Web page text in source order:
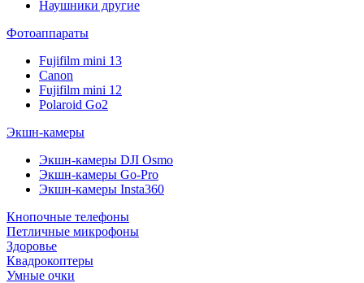
Наушники другие
Фотоаппараты
Fujifilm mini 13
Canon
Fujifilm mini 12
Polaroid Go2
Экшн-камеры
Экшн-камеры DJI Osmo
Экшн-камеры Go-Pro
Экшн-камеры Insta360
Кнопочные телефоны
Петличные микрофоны
Здоровье
Квадрокоптеры
Умные очки